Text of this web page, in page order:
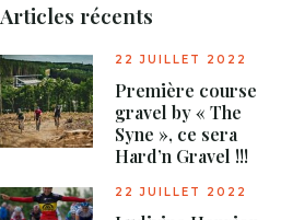
Articles récents
22 JUILLET 2022
Première course
gravel by « The
Syne », ce sera
Hard’n Gravel !!!
22 JUILLET 2022